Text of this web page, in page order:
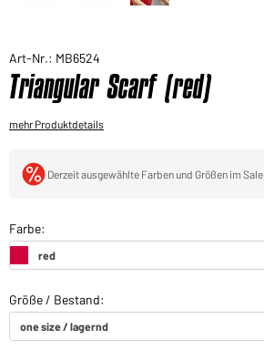
Art-Nr.: MB6524
Triangular Scarf (red)
mehr Produktdetails
Derzeit ausgewählte Farben und Größen im Sale